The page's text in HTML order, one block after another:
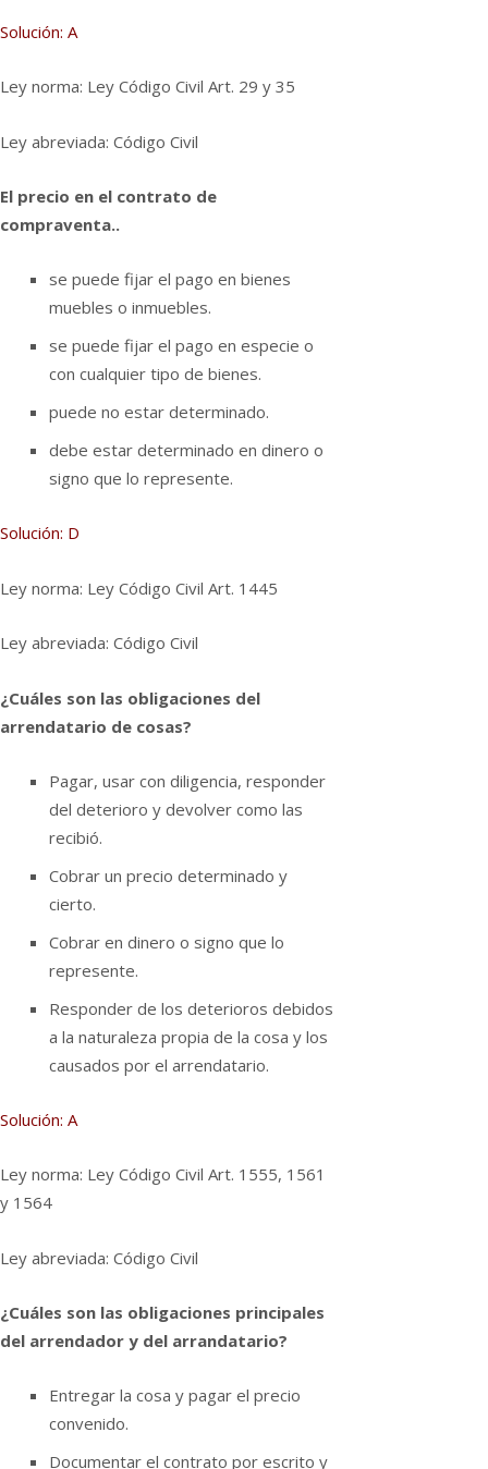
Solución: A
Ley norma: Ley Código Civil Art. 29 y 35
Ley abreviada: Código Civil
El precio en el contrato de
compraventa..
se puede fijar el pago en bienes
muebles o inmuebles.
se puede fijar el pago en especie o
con cualquier tipo de bienes.
puede no estar determinado.
debe estar determinado en dinero o
signo que lo represente.
Solución: D
Ley norma: Ley Código Civil Art. 1445
Ley abreviada: Código Civil
¿Cuáles son las obligaciones del
arrendatario de cosas?
Pagar, usar con diligencia, responder
del deterioro y devolver como las
recibió.
Cobrar un precio determinado y
cierto.
Cobrar en dinero o signo que lo
represente.
Responder de los deterioros debidos
a la naturaleza propia de la cosa y los
causados por el arrendatario.
Solución: A
Ley norma: Ley Código Civil Art. 1555, 1561
y 1564
Ley abreviada: Código Civil
¿Cuáles son las obligaciones principales
del arrendador y del arrandatario?
Entregar la cosa y pagar el precio
convenido.
Documentar el contrato por escrito y